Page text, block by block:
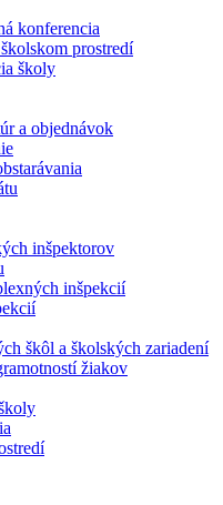
konferencia
prostredí
školy
a objednávok
inšpektorov
inšpekcií
škôl a školských zariadení
žiakov